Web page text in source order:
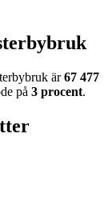
är67 477
på 3 procent.